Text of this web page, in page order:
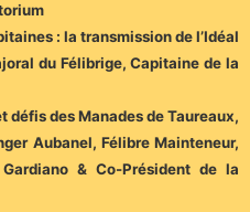
: la transmission de l’Idéal
du Félibrige, Capitaine de la
défis des Manades de Taureaux,
Aubanel, Félibre Mainteneur,
& Co-Président de la